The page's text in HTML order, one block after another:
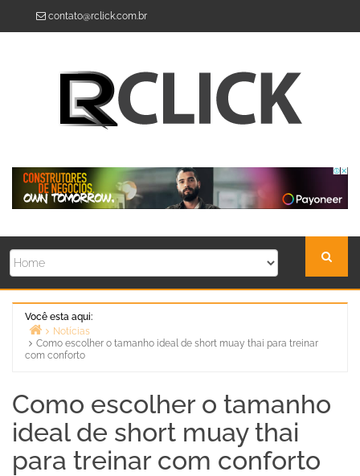
contato@rclick.com.br
Você esta aqui:
Home
Notícias
Como escolher o tamanho ideal de short muay thai para treinar
com conforto
Como escolher o tamanho
ideal de short muay thai
para treinar com conforto